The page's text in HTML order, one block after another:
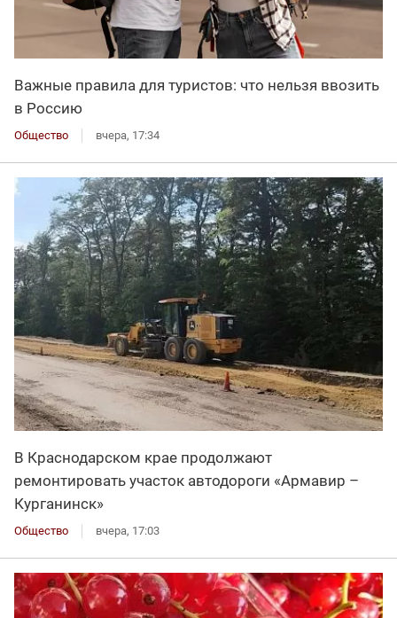
Важные правила для туристов: что нельзя ввозить
в Россию
Общество вчера, 17:34
В Краснодарском крае продолжают
ремонтировать участок автодороги «Армавир –
Курганинск»
Общество вчера, 17:03